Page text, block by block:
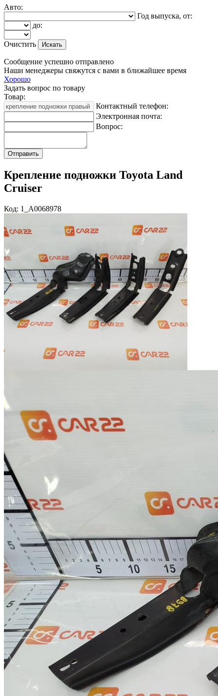
Авто:
Год выпуска, от:
до:
Очистить
Сообщение успешно отправлено
Наши менеджеры свяжутся с вами в ближайшее время
Хорошо
Задать вопрос по товару
Товар:
Контактный телефон:
Электронная почта:
Вопрос:
Крепление подножки Toyota Land
Cruiser
Код: 1_A0068978